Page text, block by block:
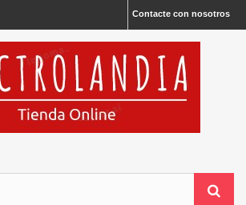
Contacte con nosotros